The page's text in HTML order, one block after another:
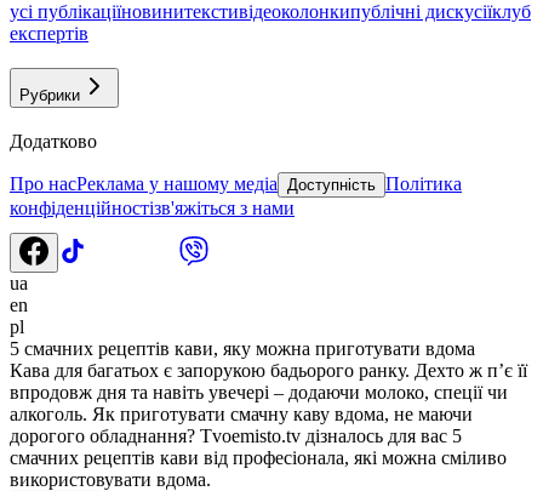
усі публікаціїновинитекстивідеоколонкипублічні дискусіїклуб
експертів
Рубрики
Додатково
Про насРеклама у нашому медіа Доступність Політика
конфіденційностізв'яжіться з нами
ua
en
pl
5 смачних рецептів кави, яку можна приготувати вдома
Кава для багатьох є запорукою бадьорого ранку. Дехто ж п’є її
впродовж дня та навіть увечері – додаючи молоко, спеції чи
алкоголь. Як приготувати смачну каву вдома, не маючи
дорогого обладнання? Tvoemisto.tv дізналось для вас 5
смачних рецептів кави від професіонала, які можна сміливо
використовувати вдома.